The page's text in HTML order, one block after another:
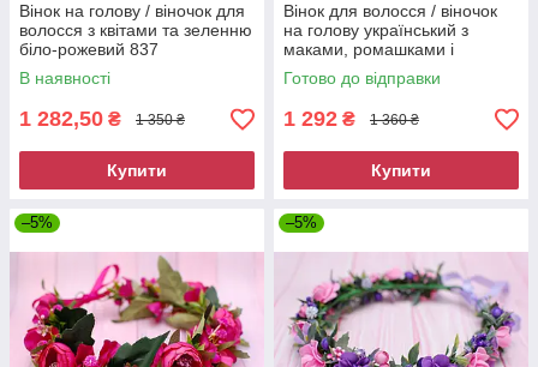
Вінок на голову / віночок для
волосся з квітами та зеленню
біло-рожевий 837
В наявності
1 282,50 ₴ 1 350 ₴
Купити
Вінок для волосся / віночок
на голову український з
маками, ромашками і
волошками 598 Об
Готово до відправки
1 292 ₴ 1 360 ₴
Купити
–5% –5%